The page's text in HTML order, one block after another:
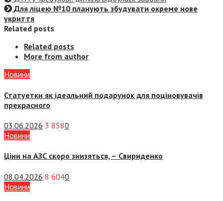
Для ліцею №10 планують збудувати окреме нове
укриття
Related posts
Related posts
More from author
Новини
Статуетки як ідеальний подарунок для поціновувачів
прекрасного
03.06.2026 3 8580
Новини
Ціни на АЗС скоро знизяться, – Свириденко
08.04.2026 8 6040
Новини